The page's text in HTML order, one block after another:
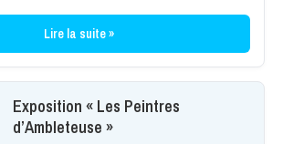
Lire la suite »
Exposition « Les Peintres
d’Ambleteuse »